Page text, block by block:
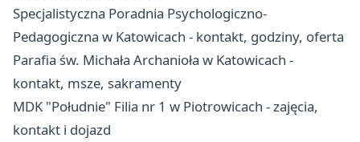
Specjalistyczna Poradnia Psychologiczno-
Pedagogiczna w Katowicach - kontakt, godziny, oferta
Parafia św. Michała Archanioła w Katowicach -
kontakt, msze, sakramenty
MDK "Południe" Filia nr 1 w Piotrowicach - zajęcia,
kontakt i dojazd